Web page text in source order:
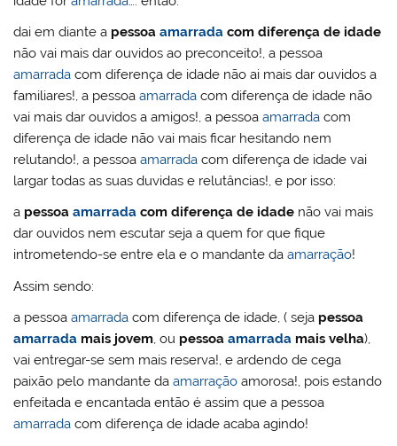
dai em diante a pessoaamarrada com diferença de idade
não vai mais dar ouvidos ao preconceito!, a pessoa
amarrada com diferença de idade não ai mais dar ouvidos a
familiares!, a pessoaamarrada com diferença de idade não
vai mais dar ouvidos a amigos!, a pessoaamarrada com
diferença de idade não vai mais ficar hesitando nem
relutando!, a pessoaamarrada com diferença de idade vai
largar todas as suas duvidas e relutâncias!, e por isso:
a pessoaamarrada com diferença de idade não vai mais
dar ouvidos nem escutar seja a quem for que fique
intrometendo-se entre ela e o mandante daamarração!
Assim sendo:
a pessoaamarrada com diferença de idade, ( seja pessoa
amarrada mais jovem, ou pessoaamarrada mais velha),
vai entregar-se sem mais reserva!, e ardendo de cega
paixão pelo mandante daamarração amorosa!, pois estando
enfeitada e encantada então é assim que a pessoa
amarrada com diferença de idade acaba agindo!